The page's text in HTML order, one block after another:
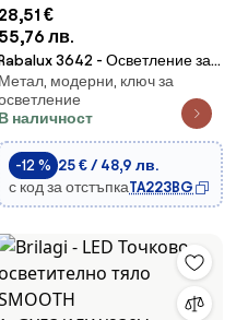
28,51 €
55,76 лв.
Rabalux 3642 - Осветление за
картина PICTURE LIGHT
40W/230V
Метал, модерни, ключ за
В наличност
-12 % 25 € / 48,9 лв.
с код за отстъпкаTA223BG